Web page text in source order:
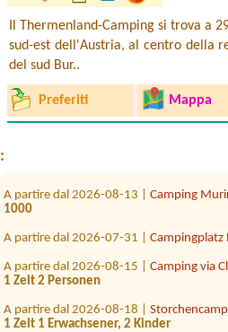
Il Thermenland-Camping si trova a
sud-est dell'Austria, al centro della
del sud Bur..
Preferiti Mappa
:
A partire dal 2026-07-30 |Camping via
A partire dal 2026-07-24 |Campingplatz
A partire dal 2026-08-13 | Camping
1000
A partire dal 2026-07-31 | Campingplatz
A partire dal 2026-08-15 | Camping via
1 Zelt 2 Personen
A partire dal 2026-08-18 |
1 Zelt 1 Erwachsener, 2 Kinder